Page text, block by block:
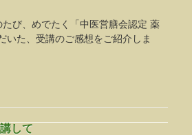
び、めでたく「中医営膳会認定 薬
いた、受講のご感想をご紹介しま
して